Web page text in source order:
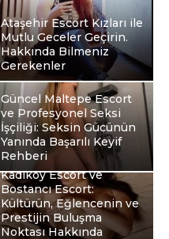
Ataşehir Escort Kızları ile
Mutlu Geceler Geçirin.
Hakkında Bilmeniz
Gerekenler
Güncel Maltepe Escort
ve Profesyonel Seksi
İşçiliği: Seksin Gücünün
Yanında Başarılı Keyif
Rehberi
Kadıköy Escort ve
Bostancı Escort:
Kültürün, Eğlencenin ve
Prestijin Buluşma
Noktası Hakkında